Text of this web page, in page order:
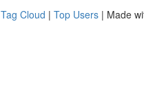
Tag Cloud | Top Users | Made